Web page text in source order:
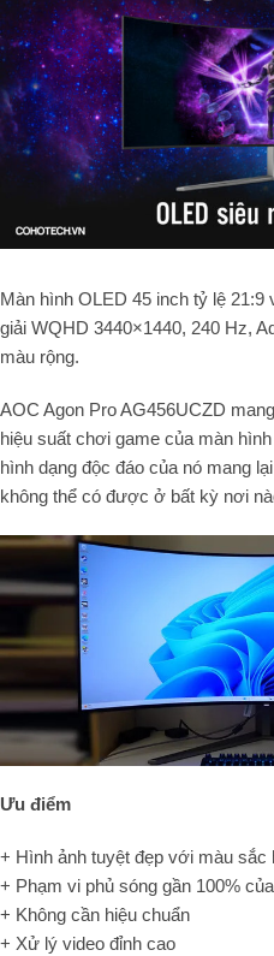
Màn hình OLED 45 inch tỷ lệ
giải WQHD 3440×1440, 240 Hz,
màu rộng.
AOC Agon Pro AG456UCZD
hiệu suất chơi game của màn
hình dạng độc đáo của nó mang
không thể có được ở bất kỳ nơi
Ưu điểm
+ Hình ảnh tuyệt đẹp với màu
+ Phạm vi phủ sóng gần 100%
+ Không cần hiệu chuẩn
+ Xử lý video đỉnh cao